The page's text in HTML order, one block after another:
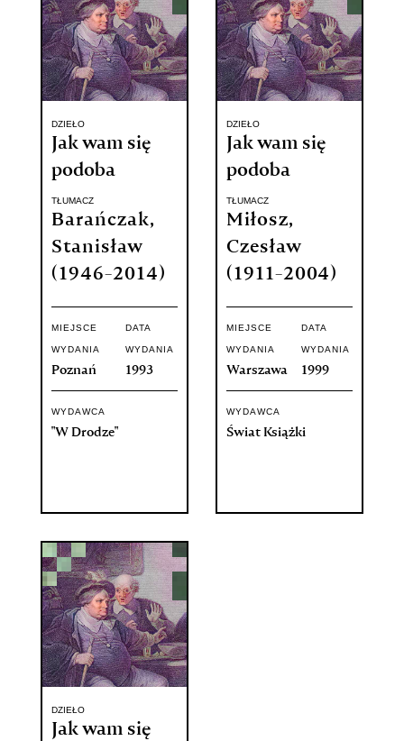
DZIEŁO
Jak wam się
podoba
TŁUMACZ
Barańczak,
Stanisław
(1946-2014)
MIEJSCE
WYDANIA
Poznań
DATA
WYDANIA
1993
WYDAWCA
"W Drodze"
DZIEŁO
Jak wam się
podoba
TŁUMACZ
Miłosz,
Czesław
(1911-2004)
MIEJSCE
WYDANIA
Warszawa
DATA
WYDANIA
1999
WYDAWCA
Świat Książki
DZIEŁO
Jak wam się